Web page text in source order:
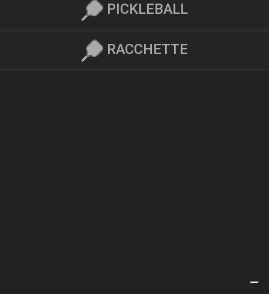
PICKLEBALL
RACCHETTE